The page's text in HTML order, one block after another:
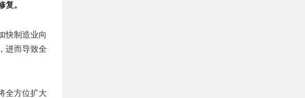
。
快制造业向
进而导致全
全方位扩大